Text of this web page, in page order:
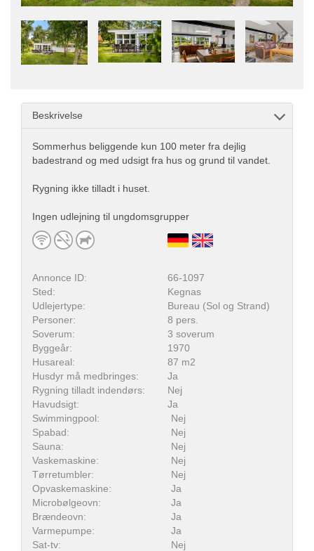
Beskrivelse
Sommerhus beliggende kun 100 meter fra dejlig
badestrand og med udsigt fra hus og grund til vandet.
Rygning ikke tilladt i huset.
Ingen udlejning til ungdomsgrupper
Annonce ID:
66-1097
Sted:
Kegnas
Udlejertype:
Bureau (Sol og Strand)
Personer:
8 pers.
Soverum:
3 soverum
Byggeår:
1970
Husareal:
87 m2
Husdyr må medbringes:
Ja
Rygning tilladt indendørs:
Nej
Havudsigt:
Ja
Swimmingpool:
Nej
Spabad:
Nej
Sauna:
Nej
Vaskemaskine:
Nej
Tørretumbler:
Nej
Opvaskemaskine:
Ja
Microbølgeovn:
Ja
Brændeovn:
Ja
Varmepumpe:
Ja
Sat-tv:
Nej